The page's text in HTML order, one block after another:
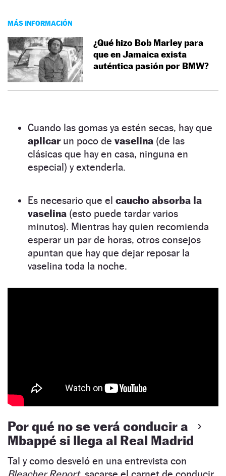
MÁS INFORMACIÓN
¿Qué hizo Bob Marley para
que en Jamaica exista
auténtica pasión por BMW?
Cuando las gomas ya estén secas, hay que
aplicar un poco de vaselina (de las
clásicas que hay en casa, ninguna en
especial) y extenderla.
Es necesario que el caucho absorba la
vaselina (esto puede tardar varios
minutos). Mientras hay quien recomienda
esperar un par de horas, otros consejos
apuntan que hay que dejar reposar la
vaselina toda la noche.
Por qué no se verá conducir a
Mbappé si llega al Real Madrid
Tal y como desveló en una entrevista con